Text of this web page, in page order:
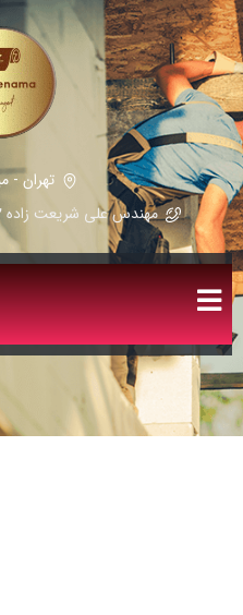
تهران -
مهندس علی شریعت زاده 09109359082 - 09307027640
پارچه